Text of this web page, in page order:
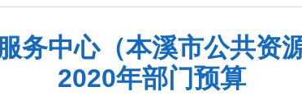
务中心（本溪市公共资
2020年部门预算